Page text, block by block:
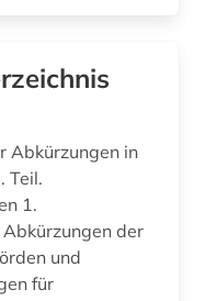
betriebliche altersversorgung (1)
Abkürzungen in
Teil.
1.
der
und